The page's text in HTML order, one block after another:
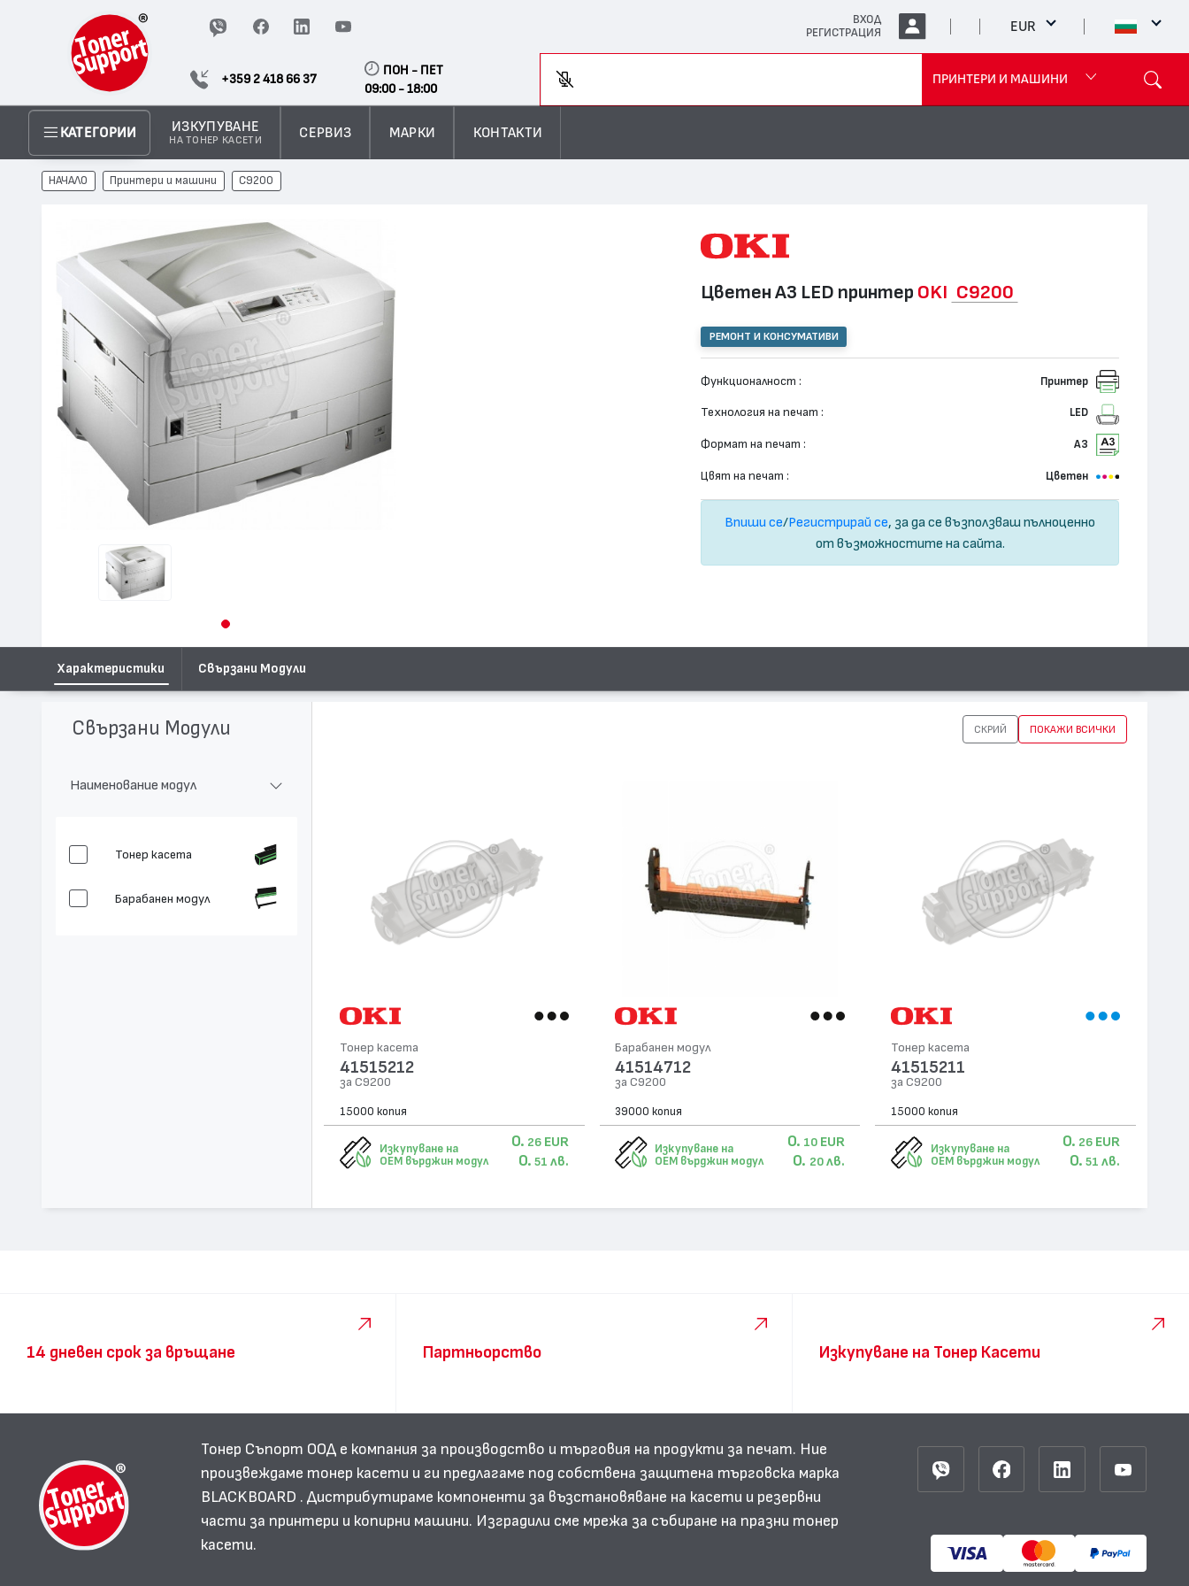
ВХОД
РЕГИСТРАЦИЯ
EUR
+359 2 418 66 37
ПОН - ПЕТ
09:00 - 18:00
ПРИНТЕРИ И МАШИНИ
КАТЕГОРИИ ИЗКУПУВАНЕ
НА ТОНЕР КАСЕТИ
СЕРВИЗ МАРКИ КОНТАКТИ
НАЧАЛО Принтери и машини C9200
Цветен А3 LED принтер OKI C9200
РЕМОНТ И КОНСУМАТИВИ
Функционалност : Принтер
Технология на печат : LED
Формат на печат : А3
Цвят на печат : Цветен
Впиши се/Регистрирай се, за да се възползваш пълноценно
от възможностите на сайта.
Характеристики Свързани Модули
Свързани Модули СКРИЙ ПОКАЖИ ВСИЧКИ
Наименование модул
Тонер касета
Барабанен модул
Тонер касета
41515212
за C9200
15000 копия
Изкупуване на
OEM върджин модул
0. 26 EUR
0. 51 лв.
Барабанен модул
41514712
за C9200
39000 копия
Изкупуване на
OEM върджин модул
0. 10 EUR
0. 20 лв.
Тонер касета
41515211
за C9200
15000 копия
Изкупуване на
OEM върджин модул
0. 26 EUR
0. 51 лв.
14 дневен срок за връщане Партньорство Изкупуване на Тонер Касети
Тонер Съпорт ООД е компания за производство и търговия на продукти за печат. Ние
произвеждаме тонер касети и ги предлагаме под собствена защитена търговска марка
BLACKBOARD . Дистрибутираме компоненти за възстановяване на касети и резервни
части за принтери и копирни машини. Изградили сме мрежа за събиране на празни тонер
касети.